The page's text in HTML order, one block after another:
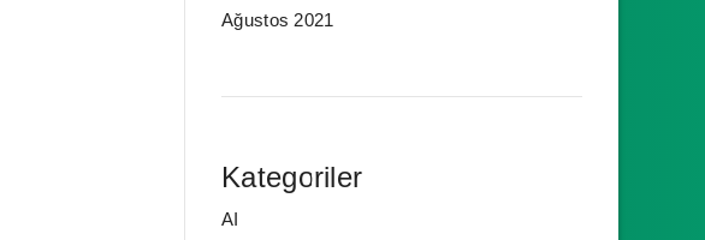
Ağustos 2021
Kategoriler
AI